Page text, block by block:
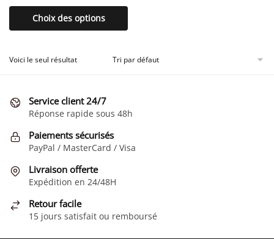
de
prix :
34,90 €
74,90 €
Choix des options
Ce
produit
plusieurs
options
peuvent
être
choisies
la
du
produit
Voici le seul résultat
Service client 24/7
Réponse rapide sous 48h
Paiements sécurisés
PayPal / MasterCard / Visa
Livraison offerte
Expédition en 24/48H
Retour facile
15 jours satisfait ou remboursé